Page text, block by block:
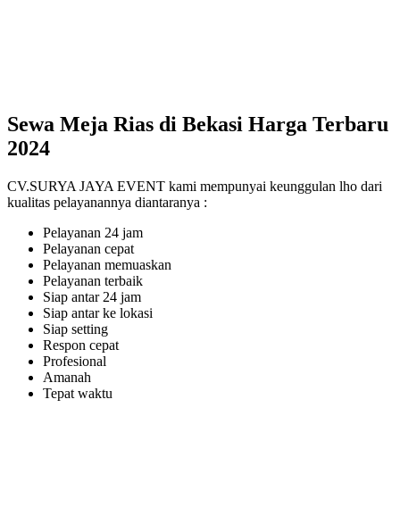
Sewa Meja Rias di Bekasi Harga Terbaru
2024
CV.SURYA JAYA EVENT kami mempunyai keunggulan lho dari
kualitas pelayanannya diantaranya :
Pelayanan 24 jam
Pelayanan cepat
Pelayanan memuaskan
Pelayanan terbaik
Siap antar 24 jam
Siap antar ke lokasi
Siap setting
Respon cepat
Profesional
Amanah
Tepat waktu